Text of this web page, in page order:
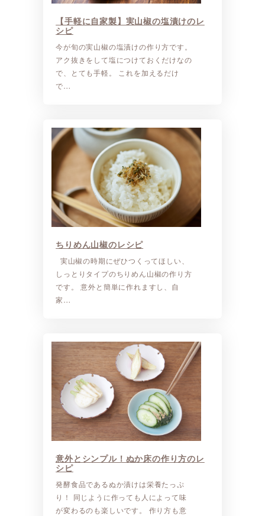
【手軽に自家製】実山椒の塩漬けのレ
シピ
今が旬の実山椒の塩漬けの作り方です。
アク抜きをして塩につけておくだけなの
で、とても手軽。 これを加えるだけ
で…
ちりめん山椒のレシピ
実山椒の時期にぜひつくってほしい、
しっとりタイプのちりめん山椒の作り方
です。 意外と簡単に作れますし、自
家…
意外とシンプル！ぬか床の作り方のレ
シピ
発酵食品であるぬか漬けは栄養たっぷ
り！ 同じように作っても人によって味
が変わるのも楽しいです。 作り方も意